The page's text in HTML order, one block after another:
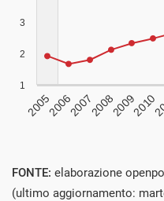
FONTE: elaborazione
(ultimo aggiornamento: